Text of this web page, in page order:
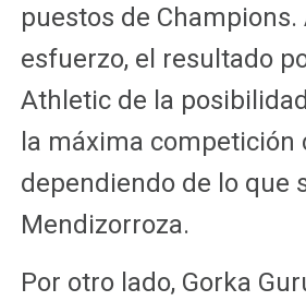
puestos de Champions.
esfuerzo, el resultado
Athletic de la
la máxima competición
dependiendo de lo que
Mendizorroza.
Por otro lado, Gorka